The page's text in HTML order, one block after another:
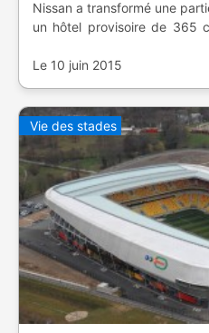
Nissan a transformé une
un hôtel provisoire de 365
Le 10 juin 2015
Vie des stades